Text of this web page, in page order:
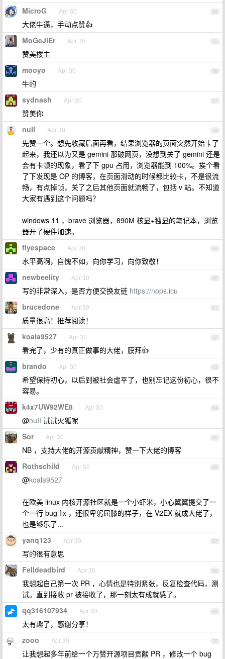
54
MicroG Apr 30
大佬牛逼，手动点赞👍
55
MoGeJiEr Apr 30
赞美楼主
56
mooyo Apr 30
牛的
57
sydnash Apr 30
赞美你
58
nuII Apr 30
先赞一个。想先收藏后面再看，结果浏览器的页面突然开始卡了
起来，我还以为又是 gemini 那破网页，没想到关了 gemini 还是
会有卡顿的现象，看了下 gpu 占用，浏览器能到 100%。挨个看
了下发现是 OP 的博客，在页面滑动的时候都比较卡，不是很流
畅，有点掉帧，关了之后其他页面就流畅了，包括 v 站。不知道
大家有遇到这个问题吗？
windows 11 ，brave 浏览器，890M 核显+独显的笔记本，浏览
器开了硬件加速。
59
flyespace Apr 30
水平高啊，自愧不如，向你学习，向你致敬！
60
newbeelity Apr 30
写的非常深入，是否方便交换友链 https://nops.icu
61
brucedone Apr 30
质量很高！推荐阅读！
62
koala9527 Apr 30
看完了，少有的真正做事的大佬，膜拜👍
63
brando Apr 30
希望保持初心，以后到被社会虐平了，也别忘记这份初心，很不
容易。
64
k4x7UW92WE8 Apr 30
@nuII 试试火狐呢
65
Sor Apr 30
NB ，支持大佬的开源贡献精神，赞一下大佬的博客
66
Rothschild Apr 30
@koala9527
在欧美 linux 内核开源社区就是一个小虾米，小心翼翼提交了一
个一行 bug fix ，还很卑躬屈膝的样子，在 V2EX 就成大佬了，
也是够乐了...
67
yanq123 Apr 30
写的很有意思
68
Felldeadbird Apr 30
我想起自己第一次 PR ，心情也是特别紧张，反复检查代码，测
试。直到接收 pr 被接收了，那一刻太有成就感了。
69
qq316107934 Apr 30
太有趣了，感谢分享！
70
zooo Apr 30
让我想起多年前给一个万赞开源项目贡献 PR ，修改一个 bug